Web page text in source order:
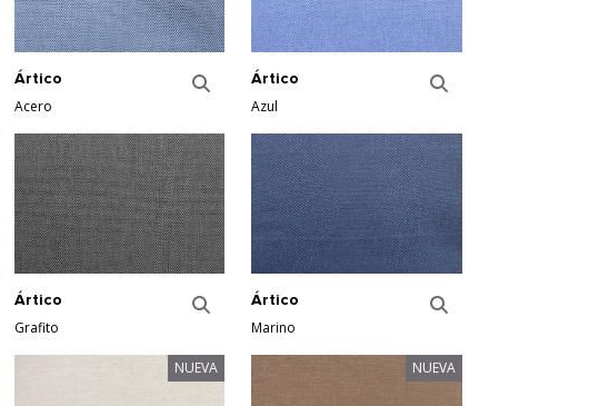
Ártico
Acero
Ártico
Azul
Ártico
Grafito
Ártico
Marino
NUEVA NUEVA